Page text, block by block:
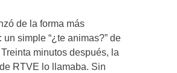
de la forma más
un simple “¿te animas?” de
minutos después, la
RTVE lo llamaba. Sin